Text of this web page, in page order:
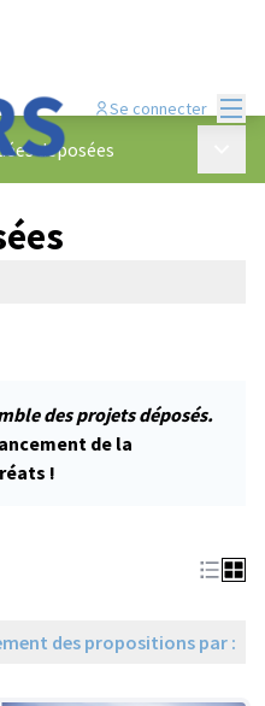
Se connecter
déposées
des projets déposés.
de la
!
des propositions par :